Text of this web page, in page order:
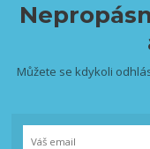
Můžete se kdykoli